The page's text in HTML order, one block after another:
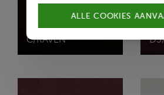
ELEGANCE
C/RAVEN
ALLE COOKIES